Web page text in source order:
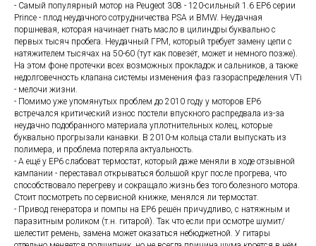
- Самый популярный мотор на Peugeot 308 - 120-сильный 1.6 EP6 серии
Prince - плод неудачного сотрудничества PSA и BMW. Неудачная
поршневая, которая начинает гнать масло в цилиндры буквально с
первых тысяч пробега. Неудачный ГРМ, который требует замену цепи с
натяжителем тысячах на 50-60 (тут как повезёт, может и немного позже).
На этом фоне протечки всех возможных прокладок и сальников, а также
недолговечность клапана системы изменения фаз газораспределения VTi
- мелочи жизни.
- Помимо уже упомянутых проблем до 2010 году у моторов ЕР6
встречался критический износ постели впускного распредвала из-за
неудачно подобранного материала уплотнительных колец, которые
буквально прогрызали канавки. В 2010-м кольца стали выпускать из
полимера, и проблема потеряла актуальность.
- А ещё у EP6 слабоват термостат, который даже меняли в ходе отзывной
кампании - переставал открываться большой круг после прогрева, что
способствовало перегреву и сокращало жизнь без того болезного мотора.
Стоит посмотреть по сервисной книжке, менялся ли термостат.
- Привод генератора и помпы на EP6 решён причудливо, с натяжным и
паразитным роликом (т.н. гитарой). Так что если при осмотре шумит/
шелестит ремень, замена может оказаться небюджетной. У гитары